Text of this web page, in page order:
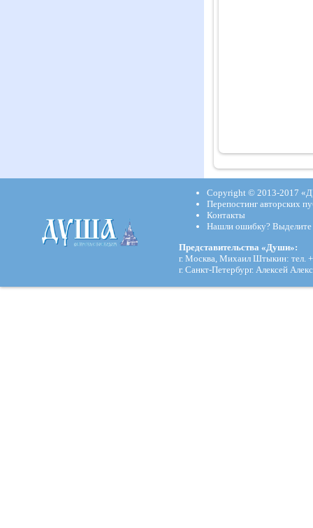
Copyright © 2013-2017
Перепостинг авторских
Контакты
Нашли ошибку?
Представительства «Души»:
г. Москва, Михаил Штыкин: тел.
г. Санкт-Петербург. Алексей